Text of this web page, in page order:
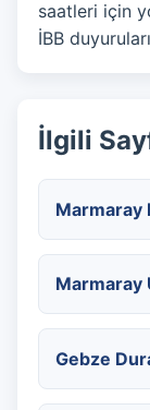
saatleri için
İBB
İlgili
Marmaray
Marmaray
Gebze